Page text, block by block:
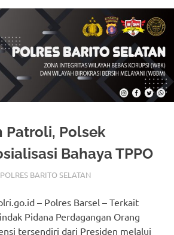
Patroli, Polsek
Bahaya TPPO
ADMIN_POLRESBARSEL
POLRES BARITO SELATAN
– Polres Barsel – Terkait
Pidana Perdagangan Orang
tersendiri dari Presiden melalui